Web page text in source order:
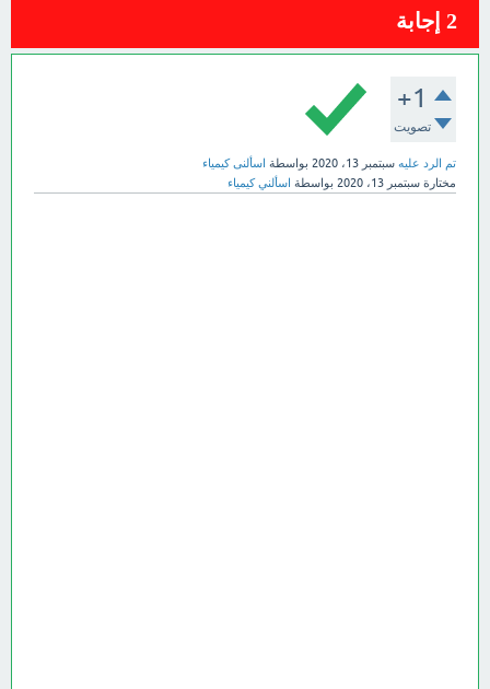
2 إجابة
+1
تصويت
تم الرد عليه سبتمبر 13، 2020 بواسطة اسألنى كيمياء
مختارة سبتمبر 13، 2020 بواسطة اسألني كيمياء